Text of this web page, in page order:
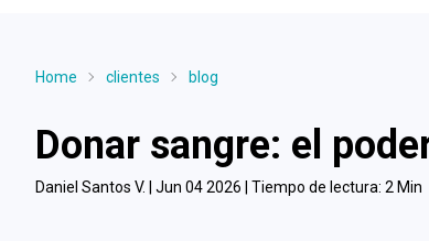
Home clientes blog
Donar sangre: el
Daniel Santos V. | Jun 04 2026 | Tiempo de lectura: 2 Min